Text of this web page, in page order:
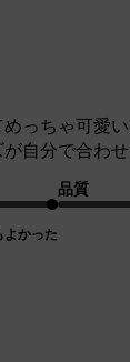
っちゃ可愛
自分で合わせ
よかった
品質